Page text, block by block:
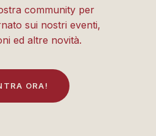
community per
sui nostri eventi,
ed altre novità.
TRA ORA!